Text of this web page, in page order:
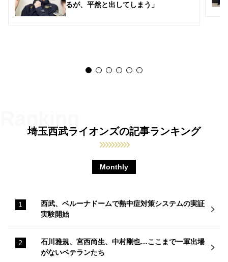
るが、平然と出してしまう」
埼玉西武ライオンズの記事ランキング
Monthly
西武、ベルーナドームで熱中症対策システムの実証
実験開始
石川雅規、宮西尚生、中村剛也…ここまで一軍出場
がないベテランたち